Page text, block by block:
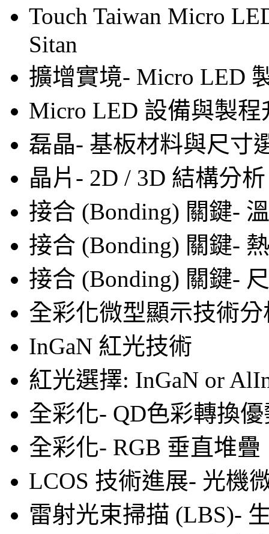
Touch Taiwan Micro
Sitan
擴增實境- Micro LED
Micro LED 設備與製程
磊晶- 基板材料與尺寸
晶片- 2D / 3D 結構分析
接合 (Bonding) 關鍵-
接合 (Bonding) 關鍵-
接合 (Bonding) 關鍵-
全彩化微型顯示技術分
InGaN 紅光技術
紅光選擇: InGaN or
全彩化- QD色彩轉換
全彩化- RGB 垂直堆疊
LCOS 技術進展- 光機
雷射光束掃描 (LBS)-